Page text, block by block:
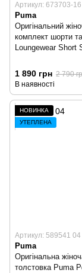
Артикул: 673703-16
Puma
Оригінальний
комплект шорти
Loungewear Short
1 890 грн 2 790
В наявності
НОВИНКА
УТЕПЛЕНА
Артикул: 589541 04
Puma
Оригінальна
толстовка Puma